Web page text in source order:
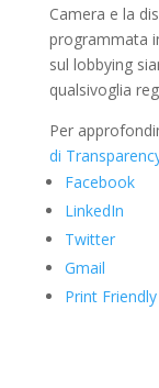
Camera e la
programmata
sul lobbying
qualsivoglia
Per
di
Facebook
LinkedIn
Twitter
Gmail
Print Friendly